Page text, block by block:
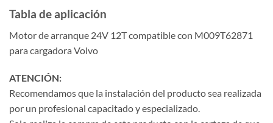
Tabla de aplicación
Motor de arranque 24V 12T compatible con M009T62871
para cargadora Volvo
ATENCIÓN:
Recomendamos que la instalación del producto sea realizada
por un profesional capacitado y especializado.